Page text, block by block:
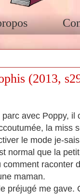
(2013,
avec Poppy, il
la miss
le mode je-
normal que la
raconter
maman.
préjugé me gave.